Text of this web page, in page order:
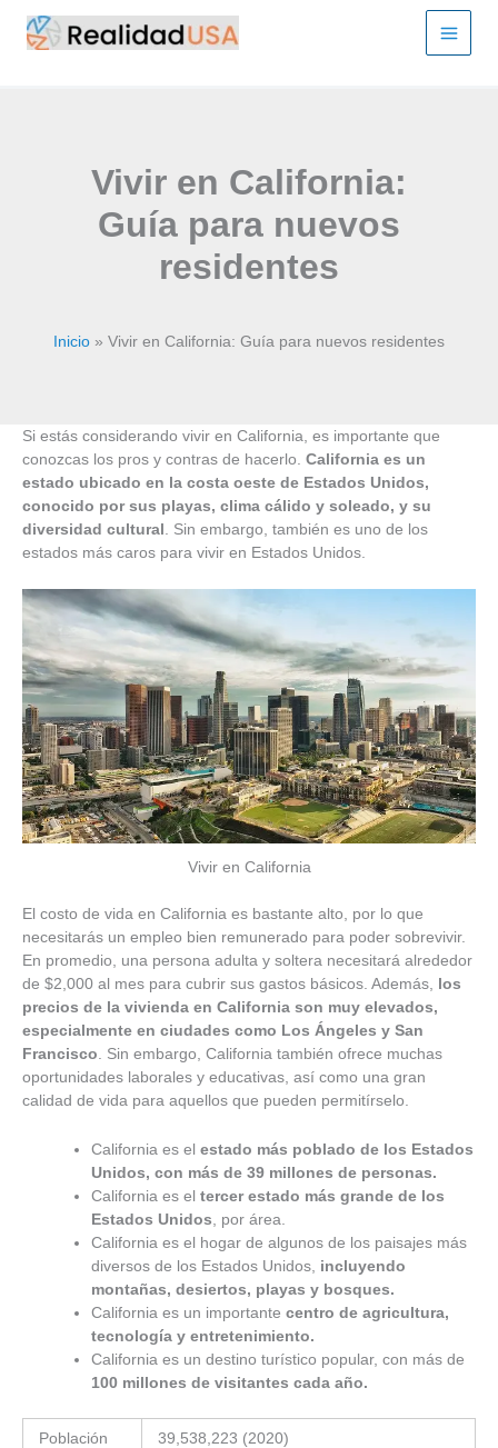
Vivir en California:
Guía para nuevos
residentes
Inicio Vivir en California: Guía para nuevos residentes
Si estás considerando vivir en California, es importante que
conozcas los pros y contras de hacerlo. California es un
estado ubicado en la costa oeste de Estados Unidos,
conocido por sus playas, clima cálido y soleado, y su
diversidad cultural . Sin embargo, también es uno de los
estados más caros para vivir en Estados Unidos.
Vivir en California
El costo de vida en California es bastante alto, por lo que
necesitarás un empleo bien remunerado para poder sobrevivir.
En promedio, una persona adulta y soltera necesitará alrededor
de $2,000 al mes para cubrir sus gastos básicos. Además, los
precios de la vivienda en California son muy elevados,
especialmente en ciudades como Los Ángeles y San
Francisco. Sin embargo, California también ofrece muchas
oportunidades laborales y educativas, así como una gran
calidad de vida para aquellos que pueden permitírselo.
California es el estado más poblado de los Estados
Unidos, con más de 39 millones de personas.
California es el tercer estado más grande de los
Estados Unidos , por área.
California es el hogar de algunos de los paisajes más
diversos de los Estados Unidos, incluyendo
montañas, desiertos, playas y bosques.
California es un importante centro de agricultura,
tecnología y entretenimiento.
California es un destino turístico popular, con más de
100 millones de visitantes cada año.
Población 39,538,223 (2020)